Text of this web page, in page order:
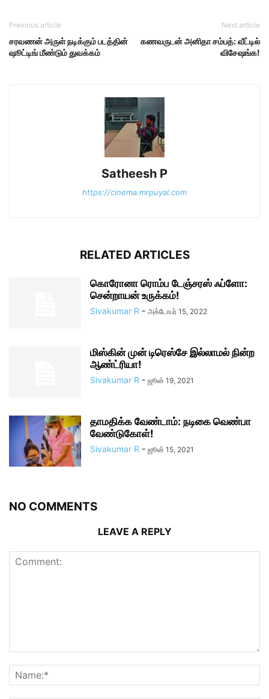
Previous article
சரவணன் அருள் நடிக்கும் படத்தின்
ஷூட்டிங் மீண்டும் துவக்கம்
Next article
கணவருடன் அனிதா சம்பத்: வீட்டில்
விசேஷங்க!
Satheesh P
https://cinema.mrpuyal.com
RELATED ARTICLES
கொரோனா ரொம்ப டேஞ்சரஸ் ஃப்ளோ:
சென்றாயன் உருக்கம்!
Sivakumar R - அக்டோபர் 15, 2022
மிஸ்கின் முன் டிரெஸ்சே இல்லாமல் நின்ற
ஆண்ட்ரியா!
Sivakumar R - ஜூன் 19, 2021
தாமதிக்க வேண்டாம்: நடிகை வெண்பா
வேண்டுகோள்!
Sivakumar R - ஜூன் 15, 2021
NO COMMENTS
LEAVE A REPLY